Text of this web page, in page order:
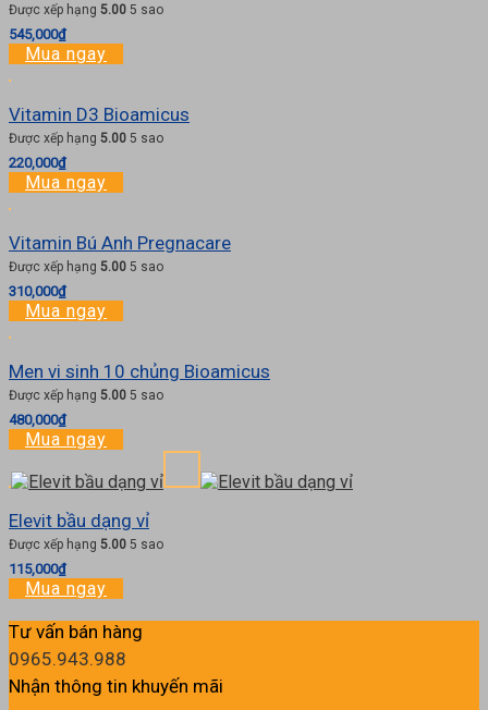
Được xếp hạng 5.00 5 sao
545,000₫
Mua ngay
Vitamin D3 Bioamicus
Được xếp hạng 5.00 5 sao
220,000₫
Mua ngay
Vitamin Bú Anh Pregnacare
Được xếp hạng 5.00 5 sao
310,000₫
Mua ngay
Men vi sinh 10 chủng Bioamicus
Được xếp hạng 5.00 5 sao
480,000₫
Mua ngay
Elevit bầu dạng vỉ
Được xếp hạng 5.00 5 sao
115,000₫
Mua ngay
Tư vấn bán hàng
0965.943.988
Nhận thông tin khuyến mãi